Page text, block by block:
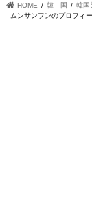
HOME 韓 国 韓国
ムンサンフンのプロフィ